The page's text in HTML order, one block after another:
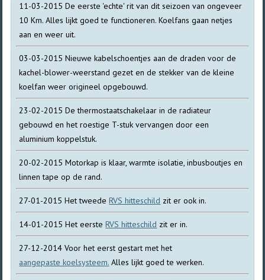
11-03-2015 De eerste 'echte' rit van dit seizoen van ongeveer
10 Km. Alles lijkt goed te functioneren. Koelfans gaan netjes
aan en weer uit.
03-03-2015 Nieuwe kabelschoentjes aan de draden voor de
kachel-blower-weerstand gezet en de stekker van de kleine
koelfan weer origineel opgebouwd.
23-02-2015 De thermostaatschakelaar in de radiateur
gebouwd en het roestige T-stuk vervangen door een
aluminium koppelstuk.
20-02-2015 Motorkap is klaar, warmte isolatie, inbusboutjes en
linnen tape op de rand.
27-01-2015 Het tweedeRVS hitteschild zit er ook in.
14-01-2015 Het eersteRVS hitteschild zit er in.
27-12-2014 Voor het eerst gestart met het
aangepaste koelsysteem. Alles lijkt goed te werken.